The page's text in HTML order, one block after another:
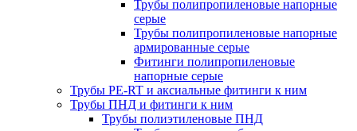
Трубы полипропиленовые напорные
серые
Трубы полипропиленовые напорные
армированные серые
Фитинги полипропиленовые
напорные серые
Трубы PE-RT и аксиальные фитинги к ним
Трубы ПНД и фитинги к ним
Трубы полиэтиленовые ПНД